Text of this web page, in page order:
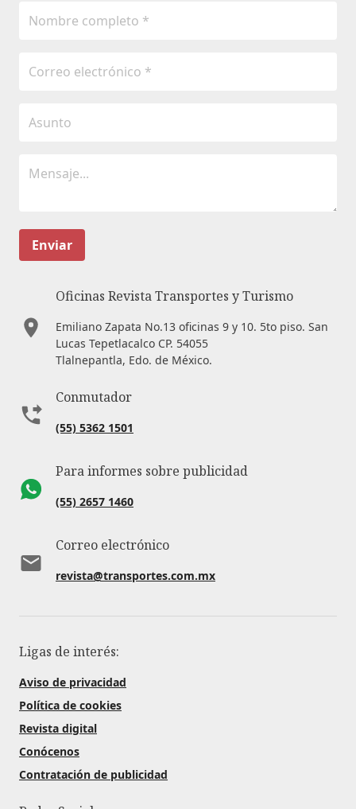
Enviar
Oficinas Revista Transportes y Turismo
Emiliano Zapata No.13 oficinas 9 y 10. 5to piso. San
Lucas Tepetlacalco CP. 54055
Tlalnepantla, Edo. de México.
Conmutador
(55) 5362 1501
Para informes sobre publicidad
(55) 2657 1460
Correo electrónico
revista@transportes.com.mx
Ligas de interés:
Aviso de privacidad
Política de cookies
Revista digital
Conócenos
Contratación de publicidad